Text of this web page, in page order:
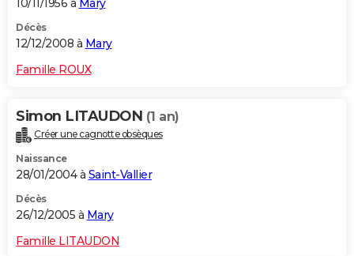
10/11/1956 à Mary
Décès
12/12/2008 à Mary
Famille ROUX
Simon LITAUDON (1 an)
Créer une cagnotte obsèques
Naissance
28/01/2004 à Saint-Vallier
Décès
26/12/2005 à Mary
Famille LITAUDON